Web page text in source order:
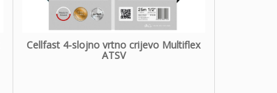
Cellfast 4-slojno vrtno crijevo Multiflex
ATSV